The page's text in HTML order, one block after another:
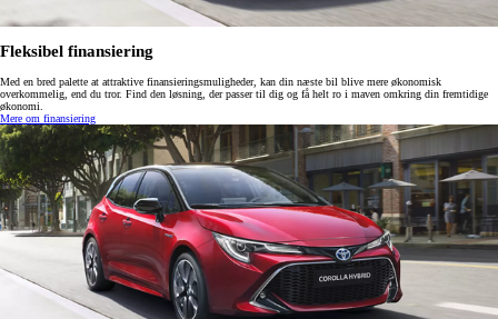
Fleksibel finansiering
Med en bred palette at attraktive finansieringsmuligheder, kan din næste bil blive mere økonomisk
overkommelig, end du tror. Find den løsning, der passer til dig og få helt ro i maven omkring din fremtidige
økonomi.
Mere om finansiering